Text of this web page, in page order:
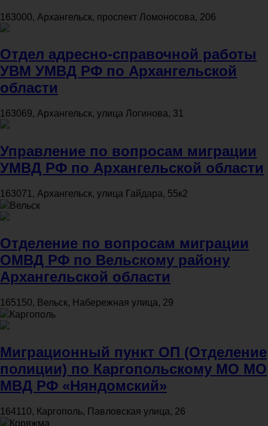
163000, Архангельск, проспект Ломоносова, 206
Отдел адресно-справочной работы
УВМ УМВД РФ по Архангельской
области
163069, Архангельск, улица Логинова, 31
Управление по вопросам миграции
УМВД РФ по Архангельской области
163071, Архангельск, улица Гайдара, 55к2
Вельск
Отделение по вопросам миграции
ОМВД РФ по Вельскому району
Архангельской области
165150, Вельск, Набережная улица, 29
Каргополь
Миграционный пункт ОП (Отделение
полиции) по Каргопольскому МО МО
МВД РФ «Няндомский»
164110, Каргополь, Павловская улица, 26
Коряжма